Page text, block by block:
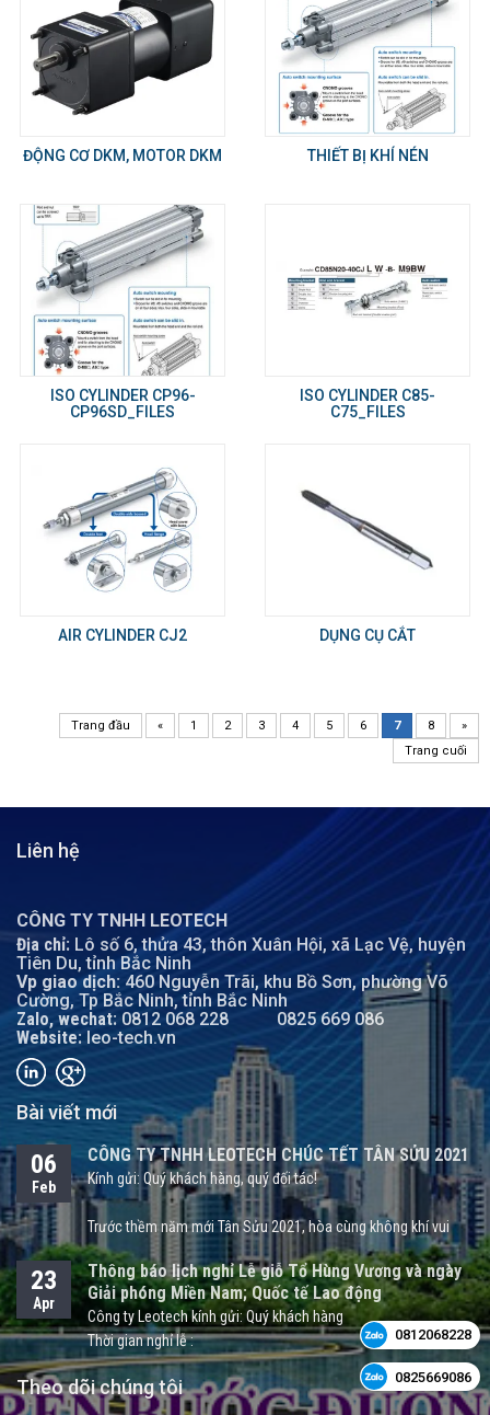
ĐỘNG CƠ DKM, MOTOR DKM THIẾT BỊ KHÍ NÉN
ISO CYLINDER CP96-
CP96SD_FILES
ISO CYLINDER C85-
C75_FILES
AIR CYLINDER CJ2 DỤNG CỤ CẮT
Trang đầu « 1 2 3 4 5 6 7 8
»
Trang cuối
Liên hệ
CÔNG TY TNHH LEOTECH
Địa chỉ: Lô số 6, thửa 43, thôn Xuân Hội, xã Lạc Vệ, huyện
Tiên Du, tỉnh Bắc Ninh
Vp giao dịch: 460 Nguyễn Trãi, khu Bồ Sơn, phường Võ
Cường, Tp Bắc Ninh, tỉnh Bắc Ninh
Zalo, wechat: 0812 068 228
0825 669 086
Website: leo-tech.vn
Bài viết mới
06
Feb
CÔNG TY TNHH LEOTECH CHÚC TẾT TÂN SỬU 2021
Kính gửi: Quý khách hàng, quý đối tác!
Trước thềm năm mới Tân Sửu 2021, hòa cùng không khí vui
tươi, nồng ấm và háo hức đón chào một năm mới, Công ty
TNHH LEOTECH xin kính chúc quý khách hàng, quý đối tác một
năm mới sức khỏe, hạnh phúc bên gia đình và người thân.
Bằng tất cả sự chân thành, LEOTECH bày tỏ lời cảm ơn sự hợp
tác, tin tưởng của quý khách hàng, quý đối tác trong thời gian
vừa qua, hy vọng sẽ tiếp tục nhận được sự ủng hộ của quý
23
Apr
Thông báo lịch nghỉ Lễ giỗ Tổ Hùng Vương và ngày
Giải phóng Miền Nam; Quốc tế Lao động
Công ty Leotech kính gửi: Quý khách hàng
Thời gian nghỉ lễ :
1/ Giổ Tổ Hùng Vương (Mùng 10 tháng 3 âm lịch):
Theo dõi chúng tôi